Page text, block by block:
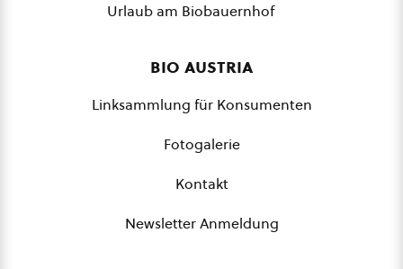
Urlaub am Biobauernhof
bio austria
Linksammlung für Konsumenten
Fotogalerie
Kontakt
Newsletter Anmeldung